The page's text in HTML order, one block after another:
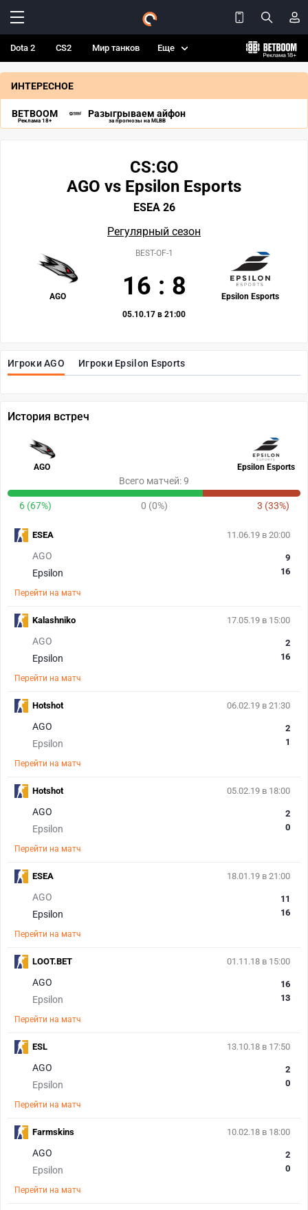
Dota 2 CS2 Мир танков Еще
ИНТЕРЕСНОЕ
BETBOOM
Реклама 18+
Разыгрываем айфон
за прогнозы на MLBB
Игроки AGO Игроки Epsilon Esports
CS:GO
AGO vs Epsilon Esports
ESEA 26
Регулярный сезон
AGO Epsilon Esports
BEST-OF-1
16 : 8
05.10.17 в 21:00
История встреч
AGO Epsilon Esports
Всего матчей: 9
6 (67%) 0 (0%) 3 (33%)
11.06.19 в 20:00
AGO
Epsilon
9
16
Перейти на матч
ESEA
17.05.19 в 15:00
AGO
Epsilon
2
16
Перейти на матч
Kalashniko
06.02.19 в 21:30
AGO
Epsilon
2
1
Перейти на матч
Hotshot
05.02.19 в 18:00
AGO
Epsilon
2
0
Перейти на матч
Hotshot
18.01.19 в 21:00
AGO
Epsilon
11
16
Перейти на матч
ESEA
01.11.18 в 15:00
AGO
Epsilon
16
13
Перейти на матч
LOOT.BET
13.10.18 в 17:50
AGO
Epsilon
2
0
Перейти на матч
ESL
10.02.18 в 18:00
AGO
Epsilon
2
0
Перейти на матч
Farmskins